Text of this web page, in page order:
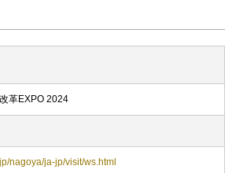
革EXPO 2024
nagoya/ja-jp/visit/ws.html